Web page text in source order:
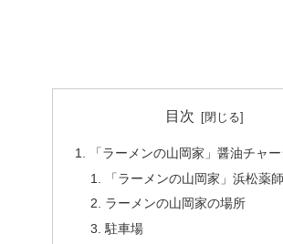
目次
「ラーメンの山岡家」醤油チャ
「ラーメンの山岡家」浜松薬
ラーメンの山岡家の場所
駐車場